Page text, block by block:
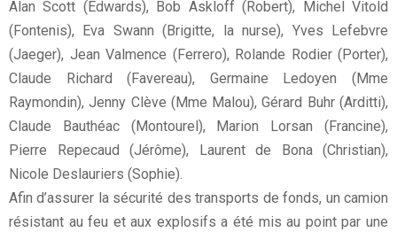
Alan Scott (Edwards), Bob Askloff (Robert), Michel Vitold
(Fontenis), Eva Swann (Brigitte, la nurse), Yves Lefebvre
(Jaeger), Jean Valmence (Ferrero), Rolande Rodier (Porter),
Claude Richard (Favereau), Germaine Ledoyen (Mme
Raymondin), Jenny Clève (Mme Malou), Gérard Buhr (Arditti),
Claude Bauthéac (Montourel), Marion Lorsan (Francine),
Pierre Repecaud (Jérôme), Laurent de Bona (Christian),
Nicole Deslauriers (Sophie).
Afin d’assurer la sécurité des transports de fonds, un camion
résistant au feu et aux explosifs a été mis au point par une